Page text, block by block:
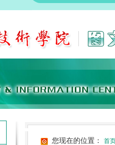
您现在的位置： 首